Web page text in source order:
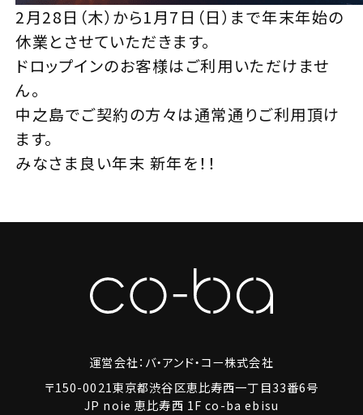
2月28日（木）から1月7日（日）まで年末年始の
休業とさせていただきます。
ドロップインのお客様はご利用いただけませ
ん。
中之島でご契約の方々は通常通りご利用頂け
ます。
みなさま良い年末 新年を！！
運営会社：バ・アンド・コー株式会社
〒150-0021東京都渋谷区恵比寿西一丁目33番6号
JP noie 恵比寿西 1F co-ba ebisu